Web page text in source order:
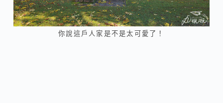
你說這戶人家是不是太可愛了！